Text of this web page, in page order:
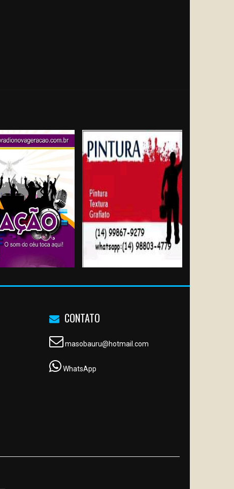
CONTATO
masobauru@hotmail.com
WhatsApp